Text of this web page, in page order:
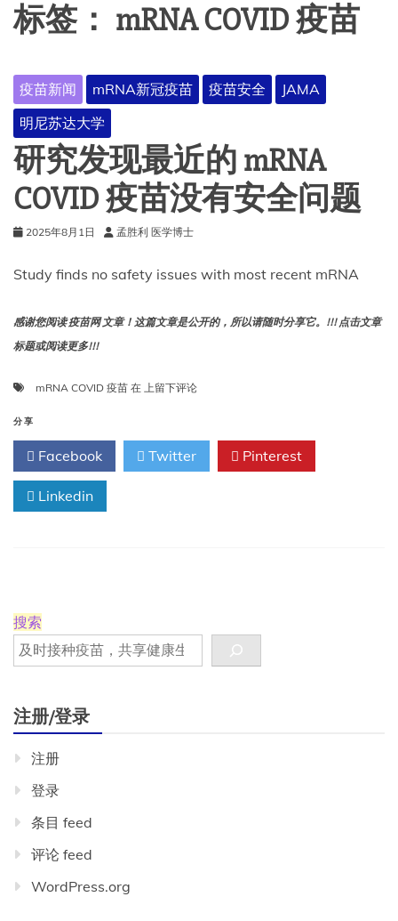
标签： mRNA COVID 疫苗
疫苗新闻 mRNA新冠疫苗 疫苗安全
JAMA
明尼苏达大学
研究发现最近的 mRNA
COVID 疫苗没有安全问题
2025年8月1日 孟胜利 医学博士
Study finds no safety issues with most recent mRNA
感谢您阅读 疫苗网 文章！这篇文章是公开的，所以请随时分享它。!!! 点击文章
标题或阅读更多!!!
mRNA COVID 疫苗 在 研
现
最
近
全
问
上留下评论
分享
Facebook Twitter Pinterest
Linkedin
搜索
注册/登录
注册
登录
条目 feed
评论 feed
WordPress.org